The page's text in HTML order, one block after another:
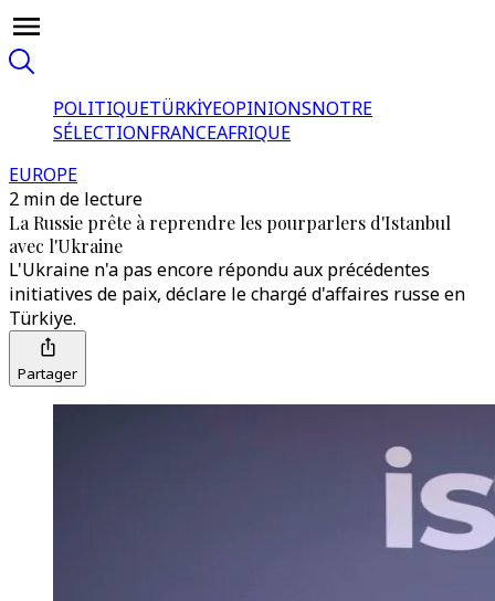
POLITIQUETÜRKİYEOPINIONSNOTRE
SÉLECTIONFRANCEAFRIQUE
EUROPE
2 min de lecture
La Russie prête à reprendre les pourparlers d'Istanbul
avec l'Ukraine
L'Ukraine n'a pas encore répondu aux précédentes
initiatives de paix, déclare le chargé d'affaires russe en
Türkiye.
Partager